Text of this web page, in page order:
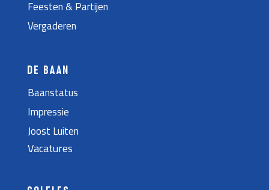
Feesten & Partijen
Vergaderen
DE BAAN
Baanstatus
Impressie
Joost Luiten
Vacatures